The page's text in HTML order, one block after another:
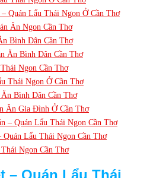
Quán Lẩu Thái Ngon Ở Cần Thơ
Ăn Ngon Cần Thơ
Bình Dân Cần Thơ
Ăn Bình Dân Cần Thơ
Ngon Cần Thơ
Thái Ngon Ở Cần Thơ
Bình Dân Cần Thơ
Ăn Gia Đình Ở Cần Thơ
– Quán Lẩu Thái Ngon Cần Thơ
Quán Lẩu Thái Ngon Cần Thơ
Ngon Cần Thơ